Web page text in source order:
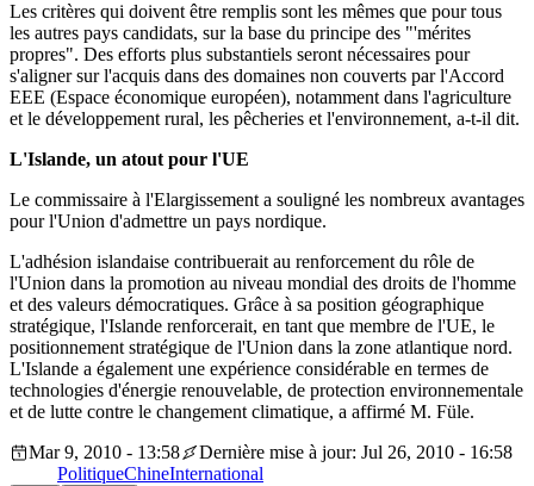
Les critères qui doivent être remplis sont les mêmes que pour tous
les autres pays candidats, sur la base du principe des "'mérites
propres". Des efforts plus substantiels seront nécessaires pour
s'aligner sur l'acquis dans des domaines non couverts par l'Accord
EEE (Espace économique européen), notamment dans l'agriculture
et le développement rural, les pêcheries et l'environnement, a-t-il dit.
L'Islande, un atout pour l'UE
Le commissaire à l'Elargissement a souligné les nombreux avantages
pour l'Union d'admettre un pays nordique.
L'adhésion islandaise contribuerait au renforcement du rôle de
l'Union dans la promotion au niveau mondial des droits de l'homme
et des valeurs démocratiques. Grâce à sa position géographique
stratégique, l'Islande renforcerait, en tant que membre de l'UE, le
positionnement stratégique de l'Union dans la zone atlantique nord.
L'Islande a également une expérience considérable en termes de
technologies d'énergie renouvelable, de protection environnementale
et de lutte contre le changement climatique, a affirmé M. Füle.
Mar 9, 2010 - 13:58
Dernière mise à jour: Jul 26, 2010 - 16:58
PolitiqueChineInternational